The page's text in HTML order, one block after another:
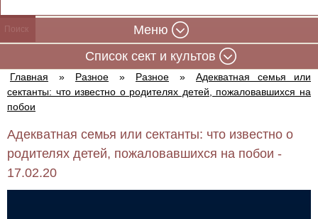
Меню
Cписок сект и культов
Главная » Разное » Разное »
Адекватная семья или
сектанты: что известно о родителях детей, пожаловавшихся на
побои
Адекватная семья или сектанты: что известно о
родителях детей, пожаловавшихся на побои -
17.02.20